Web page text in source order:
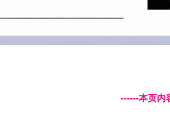
------本页内